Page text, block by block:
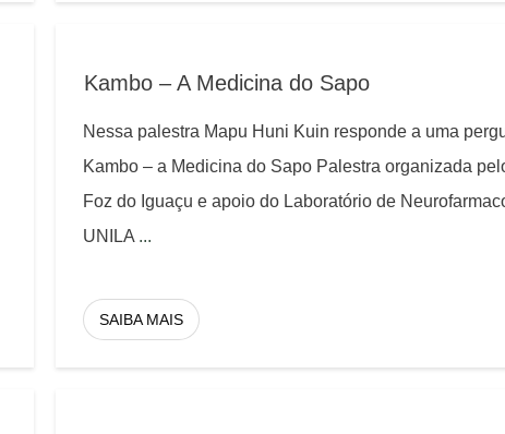
Kambo – A Medicina do Sapo
Nessa palestra Mapu Huni Kuin responde a uma
Kambo – a Medicina do Sapo Palestra organizada
Foz do Iguaçu e apoio do Laboratório de
UNILA ...
SAIBA MAIS